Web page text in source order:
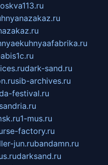
dark-sand.ru
sib-archives.ru
festival.ru
1-mus.ru
factory.ru
jun.rubandamn.ru
darksand.ru